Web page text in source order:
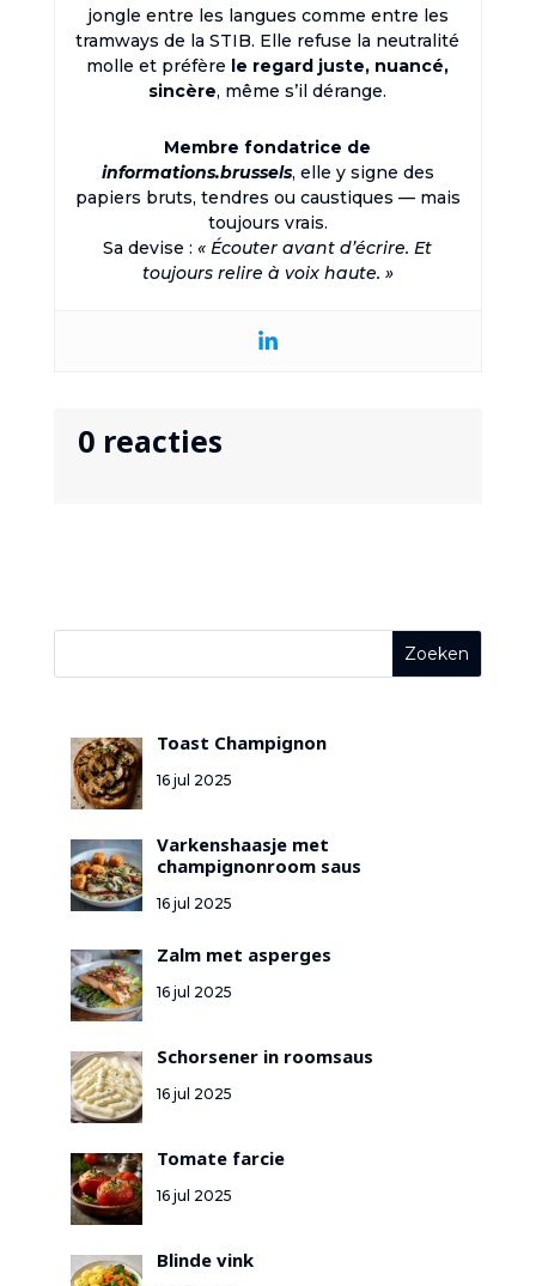
jongle entre les langues comme entre les
tramways de la STIB. Elle refuse la neutralité
molle et préfère le regard juste, nuancé,
sincère, même s’il dérange.
Membre fondatrice de
informations.brussels, elle y signe des
papiers bruts, tendres ou caustiques — mais
toujours vrais.
Sa devise :« Écouter avant d’écrire. Et
toujours relire à voix haute. »
0 reacties
Toast Champignon
16 jul 2025
Varkenshaasje met
champignonroom saus
16 jul 2025
Zalm met asperges
16 jul 2025
Schorsener in roomsaus
16 jul 2025
Tomate farcie
16 jul 2025
Blinde vink